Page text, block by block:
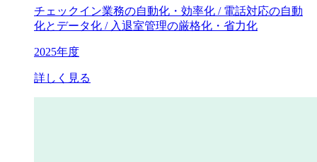
チェックイン業務の自動化・効率化 / 電話対応の自動
化とデータ化 / 入退室管理の厳格化・省力化
2025年度
詳しく見る